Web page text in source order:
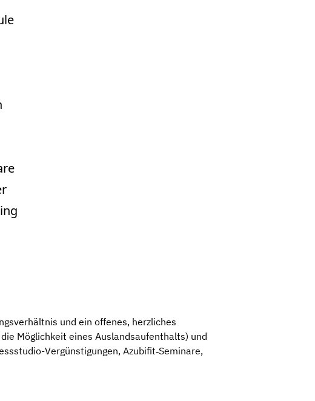
und ein offenes, herzliches
Möglichkeit eines Auslandsaufenthalts) und
Vergünstigungen, Azubifit‑Seminare,